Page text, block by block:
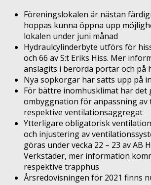
Föreningslokalen är nästan
hoppas kunna öppna upp
lokalen under juni månad
Hydraulcylinderbyte utförs för
och 66 av S:t Eriks Hiss. Mer
anslagits i berörda portar och på
Nya sopkorgar har satts upp på
För bättre inomhusklimat har det
ombyggnation för anpassning
respektive ventilationsaggregat
Ytterligare obligatorisk
och injustering av
göras under vecka 22 – 23 av AB
Verkstäder, mer information
respektive trapphus
Årsredovisningen för 2021 finns